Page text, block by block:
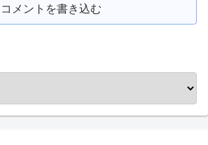
コメントを書き込む